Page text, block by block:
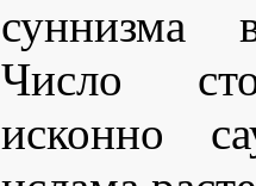
суннизма
Число
исконно